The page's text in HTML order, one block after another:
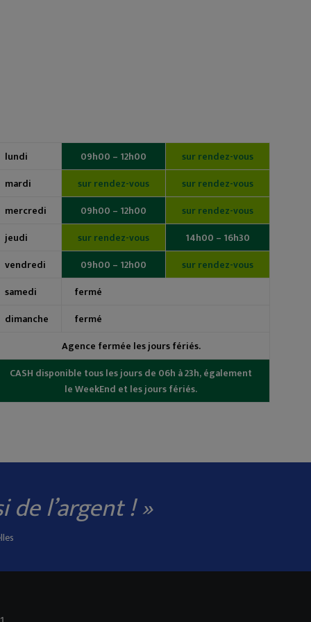
lundi 09h00 – 12h00
sur rendez-vous
mardi
sur rendez-vous
sur rendez-vous
mercredi
09h00 – 12h00
sur rendez-vous
jeudi
sur rendez-vous
14h00 – 16h30
vendredi
09h00 – 12h00
sur rendez-vous
samedi
fermé
dimanche
fermé
Agence fermée les jours fériés.
CASH disponible tous les jours de 06h à 23h, également
le WeekEnd et les jours fériés.
l’argent ! »